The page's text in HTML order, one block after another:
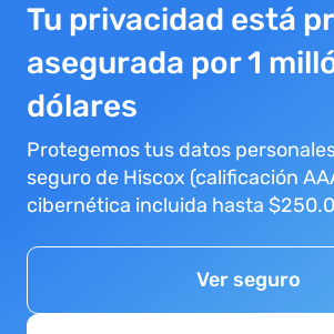
Tu privacidad está
asegurada por 1
dólares
Protegemos tus datos
seguro de Hiscox (calificación
cibernética incluida hasta
Ver seguro